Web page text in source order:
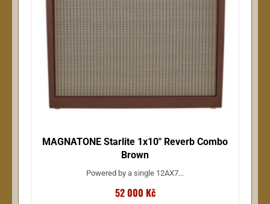
MAGNATONE Starlite 1x10" Reverb Combo
Brown
Powered by a single 12AX7...
52 000 Kč